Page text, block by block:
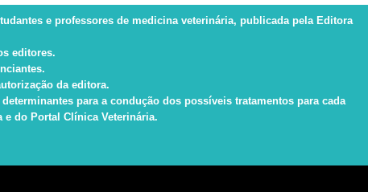
e professores de medicina veterinária, publicada pela Editora
editores.
da editora.
para a condução dos possíveis tratamentos para cada
do Portal Clínica Veterinária.